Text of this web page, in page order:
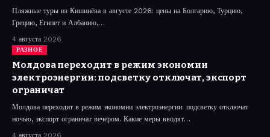
Пляжные туры из Кишинёва в августе 2026: цены на Болгарию, Турцию,
Грецию, Египет и Албанию,…
4 августа 2026
РАЗНОЕ
Молдова переходит в режим экономии
электроэнергии: подсветку отключат, экспорт
ограничат
Молдова переходит в режим экономии электроэнергии: подсветку отключат
ночью, экспорт ограничат вечером. Какие меры вводят…
4 августа 2026